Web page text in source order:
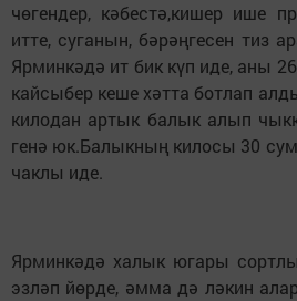
чөгендер, кәбестә,кишер ише
итте, суганын, бәрәңгесен тиз
Ярминкәдә ит бик күп иде, аны
кайсыбер кеше хәтта ботлап
килодан артык балык алып
генә юк.Балыкның килосы 30
чаклы иде.
Ярминкәдә халык югары
эзләп йөрде, әмма дә ләкин